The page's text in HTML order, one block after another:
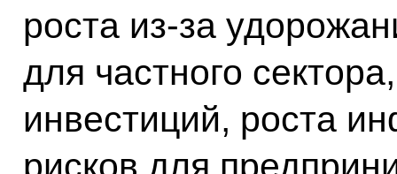
роста из‑за
для частного
инвестиций, роста